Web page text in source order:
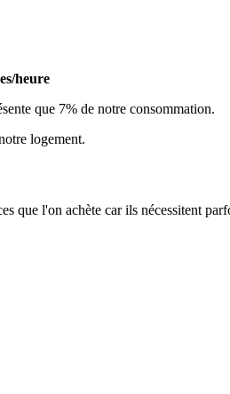
heure
que 7% de notre consommation.
logement.
que l'on achète car ils nécessitent